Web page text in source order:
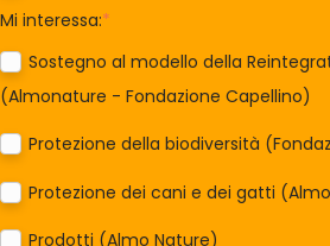
Mi interessa:*
Sostegno al modello della
(Almonature - Fondazione Capellino)
Protezione della biodiversità
Protezione dei cani e dei gatti
Prodotti (Almo Nature)